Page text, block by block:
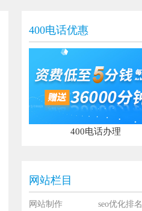
400电话优惠
400电话办理
网站栏目
网站制作 seo优化排名